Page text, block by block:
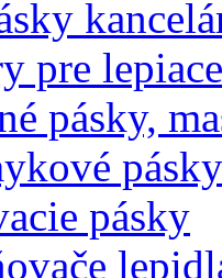
pre
pásky,
pásky
pásky